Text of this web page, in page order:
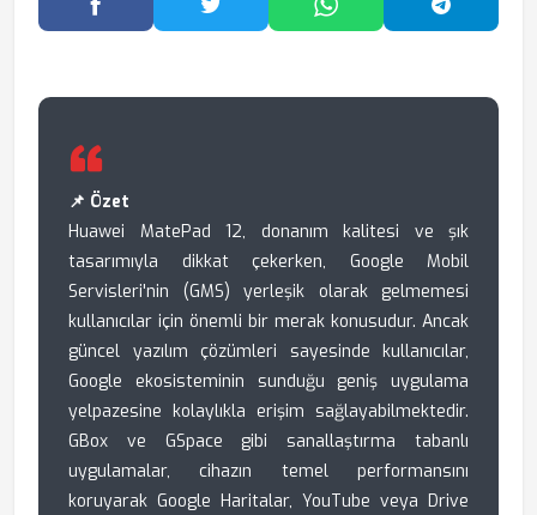
Facebook'ta PaylaşTwitter'da PaylaşWhatsApp'ta Paylaş
📌 Özet
Huawei MatePad 12, donanım kalitesi ve şık
tasarımıyla dikkat çekerken, Google Mobil
Servisleri'nin (GMS) yerleşik olarak gelmemesi
kullanıcılar için önemli bir merak konusudur. Ancak
güncel yazılım çözümleri sayesinde kullanıcılar,
Google ekosisteminin sunduğu geniş uygulama
yelpazesine kolaylıkla erişim sağlayabilmektedir.
GBox ve GSpace gibi sanallaştırma tabanlı
uygulamalar, cihazın temel performansını
koruyarak Google Haritalar, YouTube veya Drive